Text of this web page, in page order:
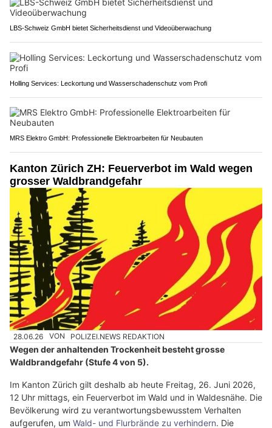
LBS-Schweiz GmbH bietet Sicherheitsdienst und Videoüberwachung
Holling Services: Leckortung und Wasserschadenschutz vom Profi
MRS Elektro GmbH: Professionelle Elektroarbeiten für Neubauten
Kanton Zürich ZH: Feuerverbot im Wald wegen
grosser Waldbrandgefahr
28.06.26 VON POLIZEI.NEWS REDAKTION
Wegen der anhaltenden Trockenheit besteht grosse
Waldbrandgefahr (Stufe 4 von 5).
Im Kanton Zürich gilt deshalb ab heute Freitag, 26. Juni 2026,
12 Uhr mittags, ein Feuerverbot im Wald und in Waldesnähe. Die
Bevölkerung wird zu verantwortungsbewusstem Verhalten
aufgerufen, um Wald- und Flurbrände zu verhindern. Die